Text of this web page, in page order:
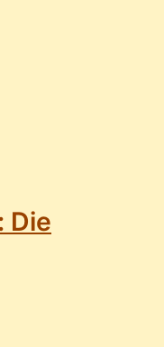
Die